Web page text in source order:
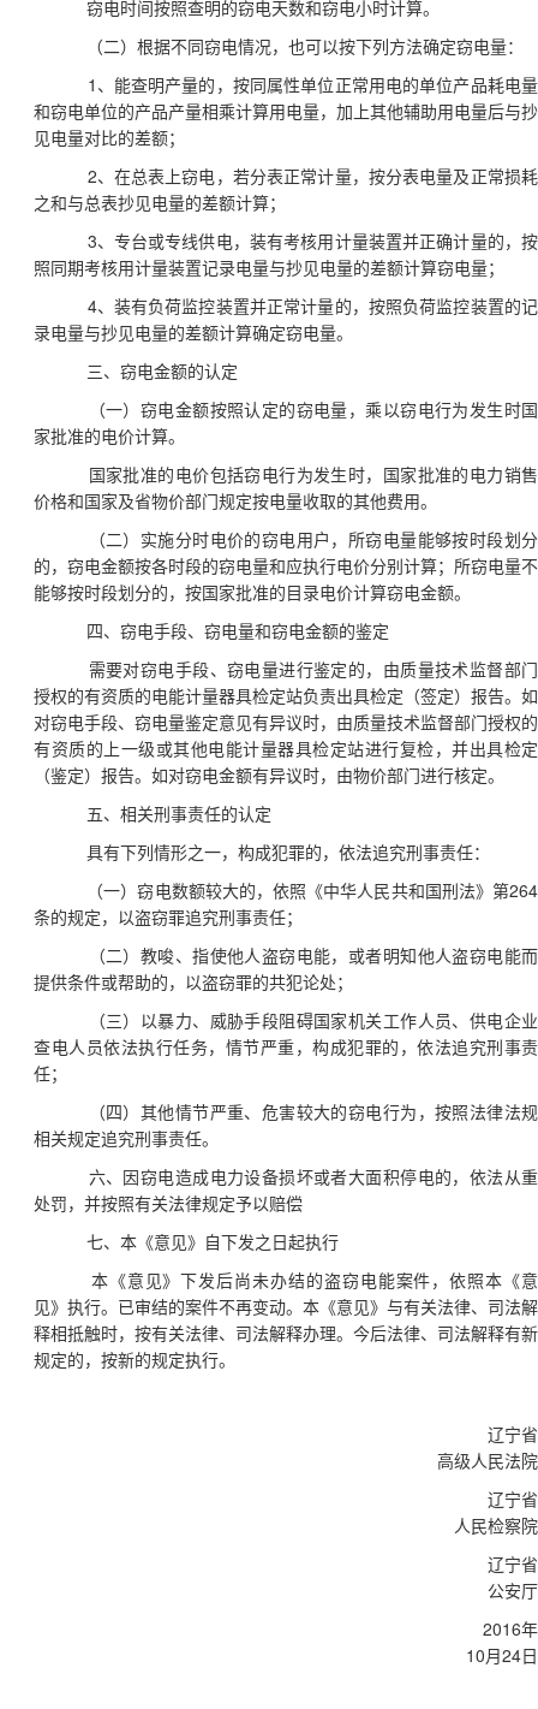
窃电时间按照查明的窃电天数和窃电小时计算。
（二）根据不同窃电情况，也可以按下列方法确定窃电量：
1 、能查明产量的，按同属性单位正常用电的单位产品耗电量
和窃电单位的产品产量相乘计算用电量，加上其他辅助用电量后与抄
见电量对比的差额；
2、在总表上窃电，若分表正常计量，按分表电量及正常损耗
之和与总表抄见电量的差额计算；
3、专台或专线供电，装有考核用计量装置并正确计量的，按
照同期考核用计量装置记录电量与抄见电量的差额计算窃电量；
4、装有负荷监控装置并正常计量的，按照负荷监控装置的记
录电量与抄见电量的差额计算确定窃电量。
三、窃电金额的认定
（一）窃电金额按照认定的窃电量，乘以窃电行为发生时国
家批准的电价计算。
国家批准的电价包括窃电行为发生时，国家批准的电力销售
价格和国家及省物价部门规定按电量收取的其他费用。
（二）实施分时电价的窃电用户，所窃电量能够按时段划分
的，窃电金额按各时段的窃电量和应执行电价分别计算；所窃电量不
能够按时段划分的，按国家批准的目录电价计算窃电金额。
四、窃电手段、窃电量和窃电金额的鉴定
需要对窃电手段、窃电量进行鉴定的，由质量技术监督部门
授权的有资质的电能计量器具检定站负责出具检定（签定）报告。如
对窃电手段、窃电量鉴定意见有异议时，由质量技术监督部门授权的
有资质的上一级或其他电能计量器具检定站进行复检，并出具检定
（鉴定）报告。如对窃电金额有异议时，由物价部门进行核定。
五、相关刑事责任的认定
具有下列情形之一，构成犯罪的，依法追究刑事责任：
（一）窃电数额较大的，依照《中华人民共和国刑法》第264
条的规定，以盗窃罪追究刑事责任；
（二）教唆、指使他人盗窃电能，或者明知他人盗窃电能而
提供条件或帮助的，以盗窃罪的共犯论处；
（三）以暴力、威胁手段阻碍国家机关工作人员、供电企业
查电人员依法执行任务，情节严重，构成犯罪的，依法追究刑事责
任；
（四）其他情节严重、危害较大的窃电行为，按照法律法规
相关规定追究刑事责任。
六、因窃电造成电力设备损坏或者大面积停电的，依法从重
处罚，并按照有关法律规定予以赔偿
七、本《意见》自下发之日起执行
本《意见》下发后尚未办结的盗窃电能案件，依照本《意
见》执行。已审结的案件不再变动。本《意见》与有关法律、司法解
释相抵触时，按有关法律、司法解释办理。今后法律、司法解释有新
规定的，按新的规定执行。
辽宁省
高级人民法院
辽宁省
人民检察院
辽宁省
公安厅
2016年
10 月 24 日